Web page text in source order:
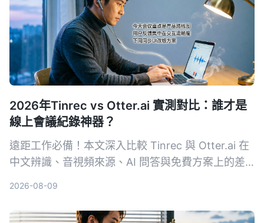
2026年Tinrec vs Otter.ai 實測對比：誰才是
線上會議紀錄神器？
遠距工作必備！本文深入比較 Tinrec 與 Otter.ai 在
中文辨識、音視頻來源、AI 問答與免費方案上的差
2026-08-09